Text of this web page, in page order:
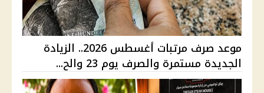
موعد صرف مرتبات أغسطس 2026.. الزيادة
الجديدة مستمرة والصرف يوم 23 والح...